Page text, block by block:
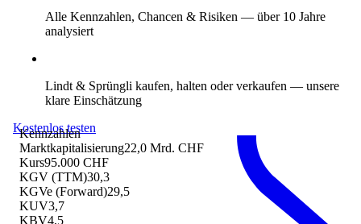
Kennzahlen
Marktkapitalisierung22,0 Mrd. CHF
Kurs95.000 CHF
KGV (TTM)30,3
KGVe (Forward)29,5
KUV3,7
KBV4,5
Alle Kennzahlen, Chancen & Risiken — über 10 Jahre
analysiert
Lindt & Sprüngli kaufen, halten oder verkaufen — unsere
klare Einschätzung
Kostenlos testen